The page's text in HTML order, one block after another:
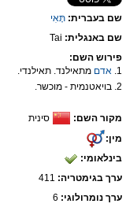
שם בעברית: תָּאִי
שם באנגלית: Tai
פירוש השם:
1. אדם מתאילנד. תאילנדי.
2. בויאטנמית - מוכשר.
מקור השם:
סינית
מין:
בינלאומי:
ערך בגימטריה:
ערך נומרולוגי: 6